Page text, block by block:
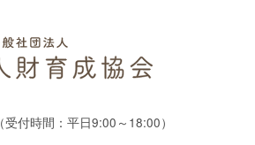
（受付時間：平日9:00～18:00）